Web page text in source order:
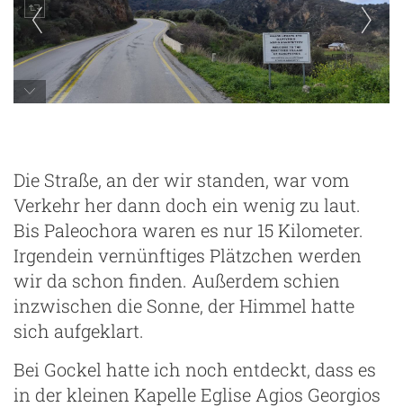
Die Straße, an der wir standen, war vom
Verkehr her dann doch ein wenig zu laut.
Bis Paleochora waren es nur 15 Kilometer.
Irgendein vernünftiges Plätzchen werden
wir da schon finden. Außerdem schien
inzwischen die Sonne, der Himmel hatte
sich aufgeklart.
Bei Gockel hatte ich noch entdeckt, dass es
in der kleinen Kapelle Eglise Agios Georgios